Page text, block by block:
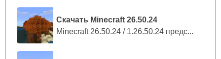
Скачать Minecraft 26.50.24
Minecraft 26.50.24 / 1.26.50.24 предс...
подземелье. Но когда они доберутся до данной
изюминки геймплея, которая не встречалась еще нигде,
они будут приятно удивлены талантом разработчика.
Кроме того, стоит отметить изумительную графику и